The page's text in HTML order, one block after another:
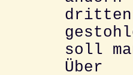
soll